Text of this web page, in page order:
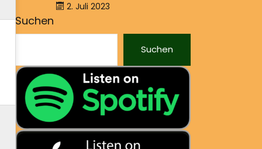
2. Juli 2023
Suchen
Suchen